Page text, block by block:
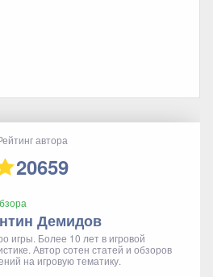
автора
20659
Демидов
игры. Более 10 лет в игровой
Автор сотен статей и обзоров
на игровую тематику.